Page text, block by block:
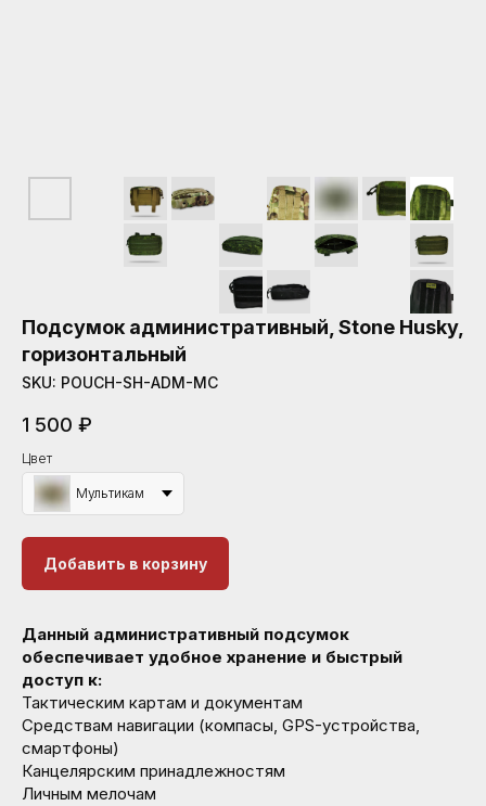
Подсумок административный, Stone Husky,
горизонтальный
SKU: POUCH-SH-ADM-MC
1 500 ₽
Цвет
Мультикам
Добавить в корзину
Данный административный подсумок
обеспечивает удобное хранение и быстрый
доступ к:
Тактическим картам и документам
Средствам навигации (компасы, GPS-устройства,
смартфоны)
Канцелярским принадлежностям
Личным мелочам